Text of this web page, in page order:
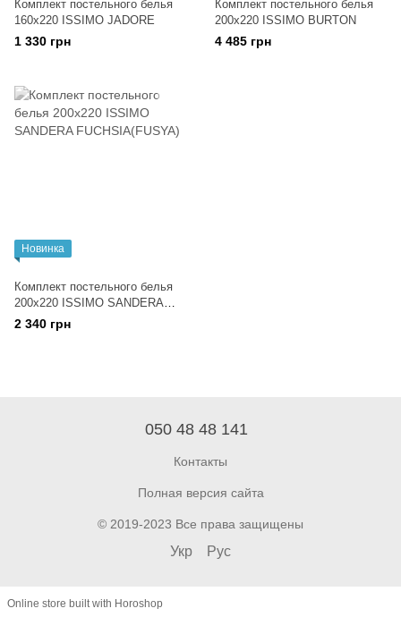
Комплект постельного белья
160x220 ISSIMO JADORE
1 330 грн
Комплект постельного белья
200x220 ISSIMО BURTON
4 485 грн
Новинка
Комплект постельного белья
200x220 ISSIMО SANDERA
FUCHSIA(FUSYA)
2 340 грн
050 48 48 141
Контакты
Полная версия сайта
© 2019-2023 Все права защищены
Укр Рус
Online store built with Horoshop